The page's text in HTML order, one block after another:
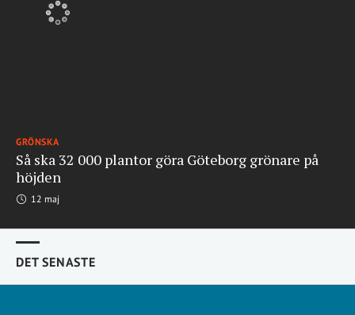
GRÖNSKA
Så ska 32 000 plantor göra Göteborg grönare på
höjden
12 maj
DET SENASTE